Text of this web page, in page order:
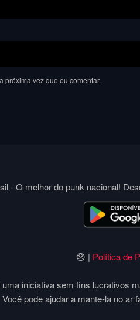
próxima vez que eu comentar.
- O melhor do punk nacional!
😞 | Política de
iniciativa sem fins lucrativos
Você pode ajudar a mante-la no ar